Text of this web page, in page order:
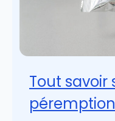
Tout savoir